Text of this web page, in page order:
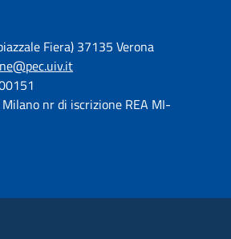
Fiera) 37135 Verona
nr di iscrizione REA MI-